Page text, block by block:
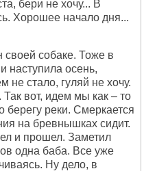
бери не хочу... В
Хорошее начало дня...
собаке. Тоже в
наступила осень,
не стало, гуляй не хочу.
вот, идем мы как – то
берегу реки. Смеркается
на бревнышках сидит.
и прошел. Заметил
одна баба. Все уже
Ну дело, в